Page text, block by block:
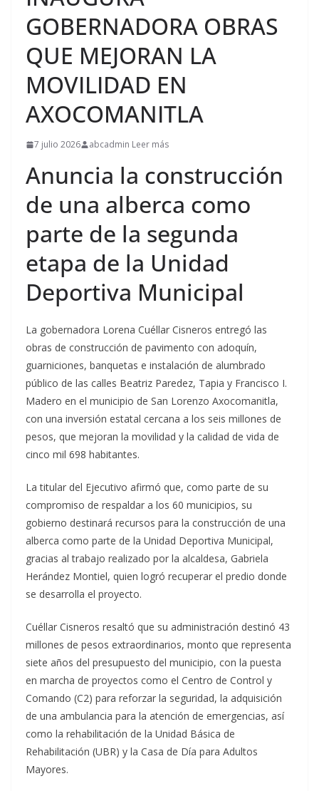
GOBERNADORA OBRAS
QUE MEJORAN LA
MOVILIDAD EN
AXOCOMANITLA
7 julio 2026 abcadmin Leer más
Anuncia la construcción
de una alberca como
parte de la segunda
etapa de la Unidad
Deportiva Municipal
La gobernadora Lorena Cuéllar Cisneros entregó las
obras de construcción de pavimento con adoquín,
guarniciones, banquetas e instalación de alumbrado
público de las calles Beatriz Paredez, Tapia y Francisco I.
Madero en el municipio de San Lorenzo Axocomanitla,
con una inversión estatal cercana a los seis millones de
pesos, que mejoran la movilidad y la calidad de vida de
cinco mil 698 habitantes.
La titular del Ejecutivo afirmó que, como parte de su
compromiso de respaldar a los 60 municipios, su
gobierno destinará recursos para la construcción de una
alberca como parte de la Unidad Deportiva Municipal,
gracias al trabajo realizado por la alcaldesa, Gabriela
Herández Montiel, quien logró recuperar el predio donde
se desarrolla el proyecto.
Cuéllar Cisneros resaltó que su administración destinó 43
millones de pesos extraordinarios, monto que representa
siete años del presupuesto del municipio, con la puesta
en marcha de proyectos como el Centro de Control y
Comando (C2) para reforzar la seguridad, la adquisición
de una ambulancia para la atención de emergencias, así
como la rehabilitación de la Unidad Básica de
Rehabilitación (UBR) y la Casa de Día para Adultos
Mayores.